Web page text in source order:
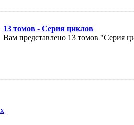
13 томов - Серия циклов
Вам представлено 13 томов "Серия